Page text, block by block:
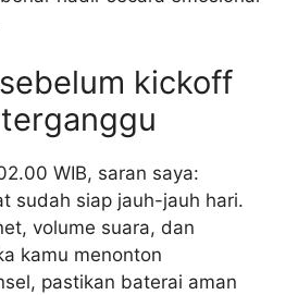
kickoff
WIB, saran saya:
sudah siap jauh-jauh hari.
volume suara, dan
kamu menonton
pastikan baterai aman